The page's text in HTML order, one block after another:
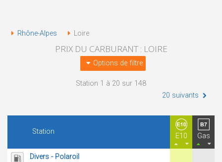
Rhône-Alpes Loire
PRIX DU CARBURANT : LOIRE
Options de filtre
Station 1 à 20 sur 148
20 suivants
Station
E10 Gas
Divers - Polaroil